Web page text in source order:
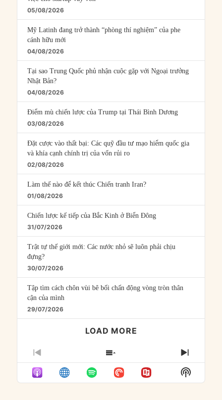
05/08/2026
Mỹ Latinh đang trở thành “phòng thí nghiệm” của phe
cánh hữu mới
04/08/2026
Tại sao Trung Quốc phủ nhận cuộc gặp với Ngoại trưởng
Nhật Bản?
04/08/2026
Điểm mù chiến lược của Trump tại Thái Bình Dương
03/08/2026
Đặt cược vào thất bại: Các quỹ đầu tư mạo hiểm quốc gia
và khía cạnh chính trị của vốn rủi ro
02/08/2026
Làm thế nào để kết thúc Chiến tranh Iran?
01/08/2026
Chiến lược kế tiếp của Bắc Kinh ở Biển Đông
31/07/2026
Trật tự thế giới mới: Các nước nhỏ sẽ luôn phải chịu
đựng?
30/07/2026
Tập tìm cách chôn vùi bê bối chấn động vòng tròn thân
cận của mình
29/07/2026
LOAD MORE
PREVIOUS
EPISODE
SHOW
EPISODES
LIST
NEXT
Show
Podcast